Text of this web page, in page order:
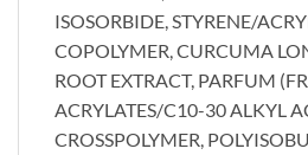
ISOSORBIDE, STYRENE/
COPOLYMER, CURCUMA
ROOT EXTRACT, PARFUM
ACRYLATES/C10-30 ALKYL
CROSSPOLYMER,